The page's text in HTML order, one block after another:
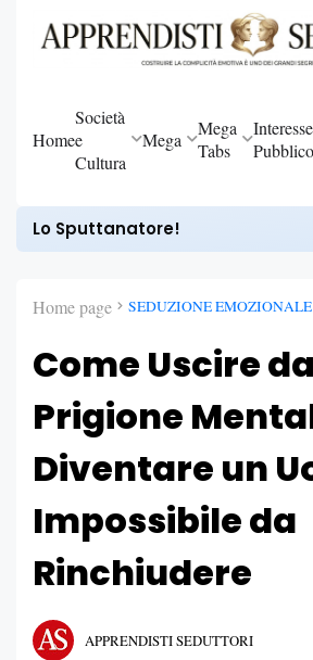
Home
Società
e
Cultura
Mega
Mega
Tabs
Interesse
Pubblico
Lo Sputtanatore!
Home page SEDUZIONE EMOZIONALE
Come Uscire
Prigione
Diventare un
Impossibile da
Rinchiudere
APPRENDISTI SEDUTTORI